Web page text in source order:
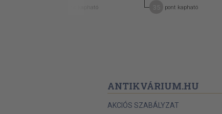
pont kapható pont kapható
ANTIKVÁRIUM.HU
AKCIÓS SZABÁLYZAT